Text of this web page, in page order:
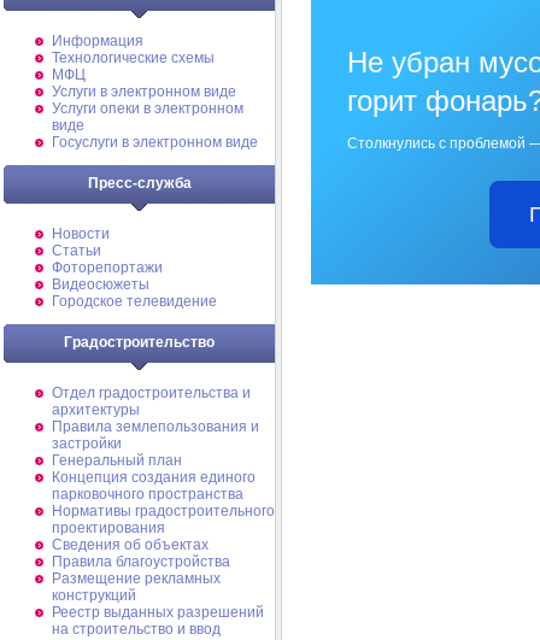
Информация
Технологические схемы
МФЦ
Услуги в электронном виде
Услуги опеки в электронном
виде
Госуслуги в электронном виде
Пресс-служба
Новости
Статьи
Фоторепортажи
Видеосюжеты
Городское телевидение
Градостроительство
Отдел градостроительства и
архитектуры
Правила землепользования и
застройки
Генеральный план
Концепция создания единого
парковочного пространства
Нормативы градостроительного
проектирования
Сведения об объектах
Правила благоустройства
Размещение рекламных
конструкций
Реестр выданных разрешений
на строительство и ввод
Не убран
горит
Столкнулись с проблемой